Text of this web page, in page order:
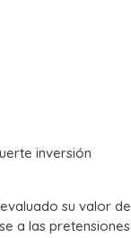
inversión
su valor de
a las pretensiones